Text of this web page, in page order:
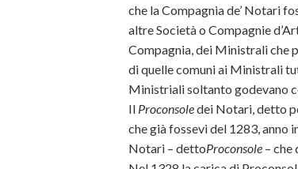
che la Compagnia de’ Notari
altre Società o Compagnie
Compagnia, dei Ministrali che
di quelle comuni ai Ministrali
Ministriali soltanto godevano
Il Proconsoledei Notari, detto
che già fossevi del 1283, anno
Notari – dettoProconsole – che